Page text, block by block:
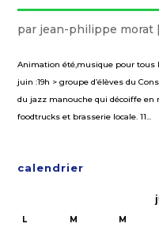
par jean-philippe morat
Animation été,musique pour tous
juin :19h > groupe d’élèves du
du jazz manouche qui décoiffe en
foodtrucks et brasserie locale. 11...
calendrier
L M M